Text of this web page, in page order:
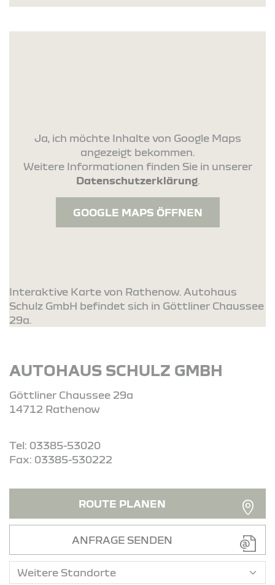
Ja, ich möchte Inhalte von Google Maps
angezeigt bekommen.
Weitere Informationen finden Sie in unserer
Datenschutzerklärung.
GOOGLE MAPS ÖFFNEN
Interaktive Karte von Rathenow. Autohaus
Schulz GmbH befindet sich in Göttliner Chaussee
29a.
AUTOHAUS SCHULZ GMBH
Göttliner Chaussee 29a
14712 Rathenow
Tel: 03385-53020
Fax: 03385-530222
ROUTE PLANEN
ANFRAGE SENDEN